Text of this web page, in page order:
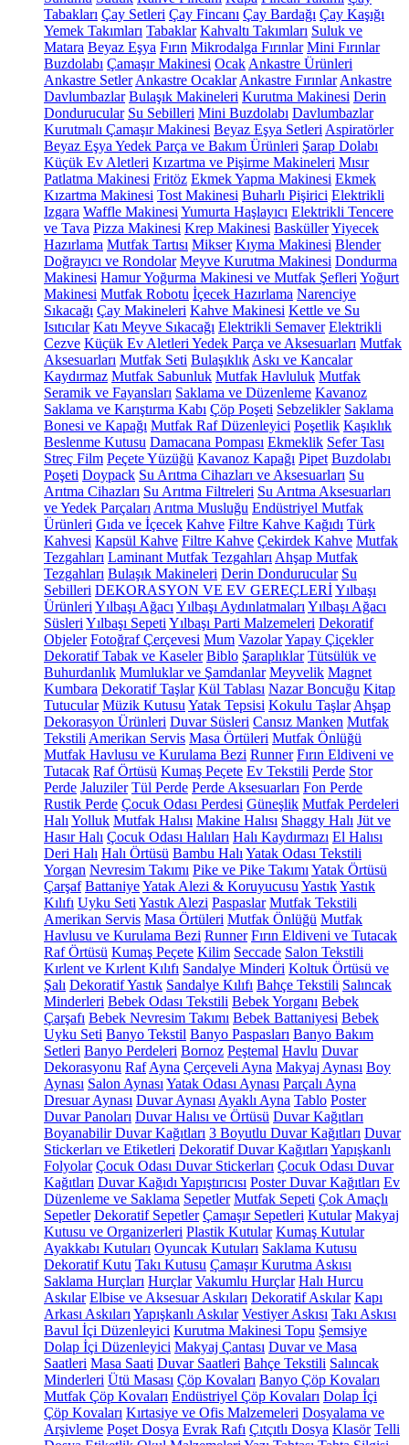
Tabakları Çay Setleri Çay Fincanı Çay Bardağı Çay Kaşığı
Yemek Takımları Tabaklar Kahvaltı Takımları Suluk ve
Matara Beyaz Eşya Fırın Mikrodalga Fırınlar Mini Fırınlar
Buzdolabı Çamaşır Makinesi Ocak Ankastre Ürünleri
Ankastre Setler Ankastre Ocaklar Ankastre Fırınlar Ankastre
Davlumbazlar Bulaşık Makineleri Kurutma Makinesi Derin
Dondurucular Su Sebilleri Mini Buzdolabı Davlumbazlar
Kurutmalı Çamaşır Makinesi Beyaz Eşya Setleri Aspiratörler
Beyaz Eşya Yedek Parça ve Bakım Ürünleri Şarap Dolabı
Küçük Ev Aletleri Kızartma ve Pişirme Makineleri Mısır
Patlatma Makinesi Fritöz Ekmek Yapma Makinesi Ekmek
Kızartma Makinesi Tost Makinesi Buharlı Pişirici Elektrikli
Izgara Waffle Makinesi Yumurta Haşlayıcı Elektrikli Tencere
ve Tava Pizza Makinesi Krep Makinesi BasküllerYiyecek
Hazırlama Mutfak Tartısı Mikser Kıyma Makinesi Blender
Doğrayıcı ve Rondolar Meyve Kurutma Makinesi Dondurma
Makinesi Hamur Yoğurma Makinesi ve Mutfak Şefleri Yoğurt
Makinesi Mutfak Robotu İçecek Hazırlama Narenciye
Sıkacağı Çay Makineleri Kahve Makinesi Kettle ve Su
Isıtıcılar Katı Meyve Sıkacağı Elektrikli Semaver Elektrikli
Cezve Küçük Ev Aletleri Yedek Parça ve Aksesuarları Mutfak
Aksesuarları Mutfak Seti Bulaşıklık Askı ve Kancalar
Kaydırmaz Mutfak Sabunluk Mutfak Havluluk Mutfak
Seramik ve Fayansları Saklama ve Düzenleme Kavanoz
Saklama ve Karıştırma Kabı Çöp Poşeti Sebzelikler Saklama
Bonesi ve Kapağı Mutfak Raf Düzenleyici Poşetlik Kaşıklık
Beslenme Kutusu Damacana Pompası Ekmeklik Sefer Tası
Streç Film Peçete Yüzüğü Kavanoz Kapağı Pipet Buzdolabı
Poşeti Doypack Su Arıtma Cihazları ve Aksesuarları Su
Arıtma Cihazları Su Arıtma Filtreleri Su Arıtma Aksesuarları
ve Yedek Parçaları Arıtma Musluğu Endüstriyel Mutfak
Ürünleri Gıda ve İçecek Kahve Filtre Kahve Kağıdı Türk
Kahvesi Kapsül Kahve Filtre Kahve Çekirdek Kahve Mutfak
Tezgahları Laminant Mutfak Tezgahları Ahşap Mutfak
Tezgahları Bulaşık Makineleri Derin Dondurucular Su
Sebilleri DEKORASYON VE EV GEREÇLERİYılbaşı
Ürünleri Yılbaşı Ağacı Yılbaşı Aydınlatmaları Yılbaşı Ağacı
Süsleri Yılbaşı Sepeti Yılbaşı Parti Malzemeleri Dekoratif
Objeler Fotoğraf Çerçevesi Mum VazolarYapay Çiçekler
Dekoratif Tabak ve Kaseler Biblo Şaraplıklar Tütsülük ve
Buhurdanlık Mumluklar ve Şamdanlar Meyvelik Magnet
Kumbara Dekoratif Taşlar Kül Tablası Nazar Boncuğu Kitap
Tutucular Müzik Kutusu Yatak Tepsisi Kokulu Taşlar Ahşap
Dekorasyon Ürünleri Duvar Süsleri Cansız Manken Mutfak
Tekstili Amerikan Servis Masa Örtüleri Mutfak Önlüğü
Mutfak Havlusu ve Kurulama Bezi Runner Fırın Eldiveni ve
Tutacak Raf Örtüsü Kumaş Peçete Ev Tekstili Perde Stor
Perde Jaluziler Tül Perde Perde Aksesuarları Fon Perde
Rustik Perde Çocuk Odası Perdesi Güneşlik Mutfak Perdeleri
Halı Yolluk Mutfak Halısı Makine Halısı Shaggy Halı Jüt ve
Hasır Halı Çocuk Odası Halıları Halı Kaydırmazı El Halısı
Deri Halı Halı Örtüsü Bambu Halı Yatak Odası Tekstili
Yorgan Nevresim Takımı Pike ve Pike Takımı Yatak Örtüsü
Çarşaf BattaniyeYatak Alezi & Koruyucusu YastıkYastık
Kılıfı Uyku Seti Yastık Alezi Paspaslar Mutfak Tekstili
Amerikan Servis Masa Örtüleri Mutfak Önlüğü Mutfak
Havlusu ve Kurulama Bezi Runner Fırın Eldiveni ve Tutacak
Raf Örtüsü Kumaş Peçete Kilim Seccade Salon Tekstili
Kırlent ve Kırlent Kılıfı Sandalye Minderi Koltuk Örtüsü ve
Şalı Dekoratif Yastık Sandalye Kılıfı Bahçe Tekstili Salıncak
Minderleri Bebek Odası Tekstili Bebek Yorganı Bebek
Çarşafı Bebek Nevresim Takımı Bebek Battaniyesi Bebek
Uyku Seti Banyo Tekstil Banyo Paspasları Banyo Bakım
Setleri Banyo Perdeleri Bornoz Peştemal Havlu Duvar
Dekorasyonu Raf Ayna Çerçeveli Ayna Makyaj Aynası Boy
Aynası Salon Aynası Yatak Odası Aynası Parçalı Ayna
Dresuar Aynası Duvar Aynası Ayaklı Ayna Tablo Poster
Duvar Panoları Duvar Halısı ve Örtüsü Duvar Kağıtları
Boyanabilir Duvar Kağıtları 3 Boyutlu Duvar Kağıtları Duvar
Stickerları ve Etiketleri Dekoratif Duvar Kağıtları Yapışkanlı
Folyolar Çocuk Odası Duvar Stickerları Çocuk Odası Duvar
Kağıtları Duvar Kağıdı Yapıştırıcısı Poster Duvar Kağıtları Ev
Düzenleme ve Saklama Sepetler Mutfak Sepeti Çok Amaçlı
Sepetler Dekoratif Sepetler Çamaşır Sepetleri Kutular Makyaj
Kutusu ve Organizerleri Plastik Kutular Kumaş Kutular
Ayakkabı Kutuları Oyuncak Kutuları Saklama Kutusu
Dekoratif Kutu Takı Kutusu Çamaşır Kurutma Askısı
Saklama Hurçları Hurçlar Vakumlu Hurçlar Halı Hurcu
Askılar Elbise ve Aksesuar Askıları Dekoratif Askılar Kapı
Arkası Askıları Yapışkanlı Askılar Vestiyer Askısı Takı Askısı
Bavul İçi Düzenleyici Kurutma Makinesi Topu Şemsiye
Dolap İçi Düzenleyici Makyaj Çantası Duvar ve Masa
Saatleri Masa Saati Duvar Saatleri Bahçe Tekstili Salıncak
Minderleri Ütü Masası Çöp Kovaları Banyo Çöp Kovaları
Mutfak Çöp Kovaları Endüstriyel Çöp Kovaları Dolap İçi
Çöp Kovaları Kırtasiye ve Ofis Malzemeleri Dosyalama ve
Arşivleme Poşet Dosya Evrak Rafı Çıtçıtlı Dosya Klasör Telli